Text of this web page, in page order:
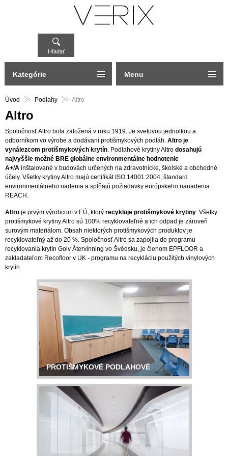
Hľadať
Úvod Podlahy Altro
Altro
Spoločnosť Altro bola založená v roku 1919. Je svetovou jednotkou a
odborníkom vo výrobe a dodávaní protišmykových podláh. Altro je
vynálezcom protišmykových krytín. Podlahové krytiny Altro dosahujú
najvyššie možné BRE globálne environmentálne hodnotenie
A+/A inštalované v budovách určených na zdravotnícke, školské a obchodné
účely. Všetky krytiny Altro majú certifikát ISO 14001:2004, štandard
environmentálneho riadenia a spĺňajú požiadavky európskeho nariadenia
REACH.
Altro je prvým výrobcom v EÚ, ktorý recykluje protišmykové krytiny. Všetky
protišmykové krytiny Altro sú 100% recyklovateľné a ich odpad je zároveň
surovým materiálom. Obsah niektorých protišmykových produktov je
recyklovateľný až do 20 %. Spoločnosť Altro sa zapojila do programu
recyklovania krytín Golv Återvinning vo Švédsku, je členom EPFLOOR a
zakladateľom Recofloor v UK - programu na recykláciu použitých vinylových
krytín.
PROTIŠMYKOVÉ PODLAHOVÉ
KRYTINY
Kategórie Menu